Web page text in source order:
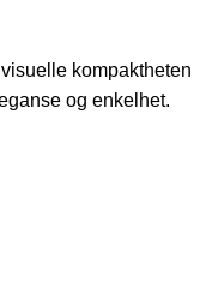
kompaktheten
og enkelhet.